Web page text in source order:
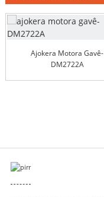
Ajokera Motora Gavê-
DM2722A